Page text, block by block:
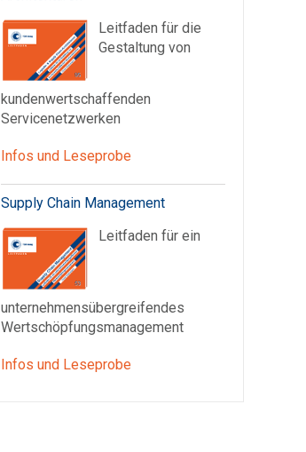
Leitfaden für die
Gestaltung von
kundenwertschaffenden
Servicenetzwerken
Infos und Leseprobe
Supply Chain Management
Leitfaden für ein
unternehmensübergreifendes
Wertschöpfungsmanagement
Infos und Leseprobe